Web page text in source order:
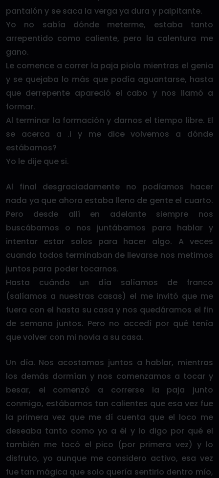
pantalón y se saca la verga ya dura y palpitante.
Yo no sabía dónde meterme, estaba tanto
arrepentido como caliente, pero la calentura me
gano.
Le comence a correr la paja piola mientras el genia
y se quejaba lo más que podía aguantarse, hasta
que derrepente apareció el cabo y nos llamó a
formar.
Al terminar la formación y darnos el tiempo libre. El
se acerca a .i y me dice volvemos a dónde
estábamos?
Yo le dije que si.
Al final desgraciadamente no podíamos hacer
nada ya que ahora estaba lleno de gente el cuarto.
Pero desde allí en adelante siempre nos
buscábamos o nos juntábamos para hablar y
intentar estar solos para hacer algo. A veces
cuando todos terminaban de llevarse nos metimos
juntos para poder tocarnos.
Hasta cuándo un día salíamos de franco
(salíamos a nuestras casas) el me invitó que me
fuera con el hasta su casa y nos quedáramos el fin
de semana juntos. Pero no accedí por qué tenía
que volver con mi novia a su casa.
Un día. Nos acostamos juntos a hablar, mientras
los demás dormían y nos comenzamos a tocar y
besar, el comenzó a correrse la paja junto
conmigo, estábamos tan calientes que esa vez fue
la primera vez que me dí cuenta que el loco me
deseaba tanto como yo a él y lo digo por qué el
también me tocó el pico (por primera vez) y lo
disfruto, yo aunque me considero activo, esa vez
fue tan mágica que solo quería sentirlo dentro mío,